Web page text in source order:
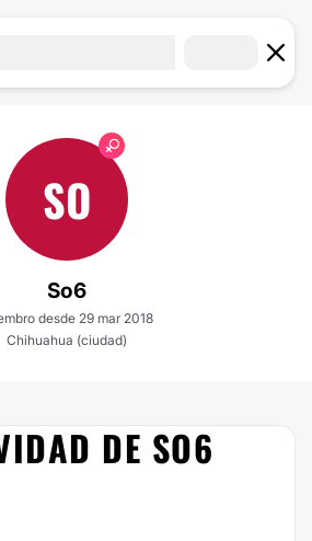
SO
So6
desde 29 mar 2018
Chihuahua (ciudad)
DE SO6